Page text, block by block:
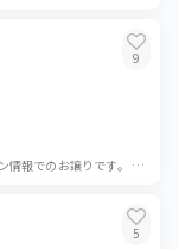
9
重複無し げんじぶFC一次先行当選 アプグレあり ログイン情報でのお譲りです。 昨年度取引経験あり。
5